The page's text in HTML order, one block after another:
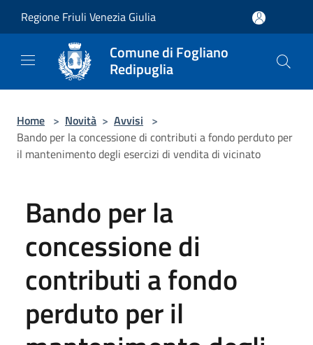
Regione Friuli Venezia Giulia
Comune di Fogliano
Redipuglia
Home > Novità > Avvisi >
Bando per la concessione di contributi a fondo perduto per
il mantenimento degli esercizi di vendita di vicinato
Bando per la
concessione di
contributi a fondo
perduto per il